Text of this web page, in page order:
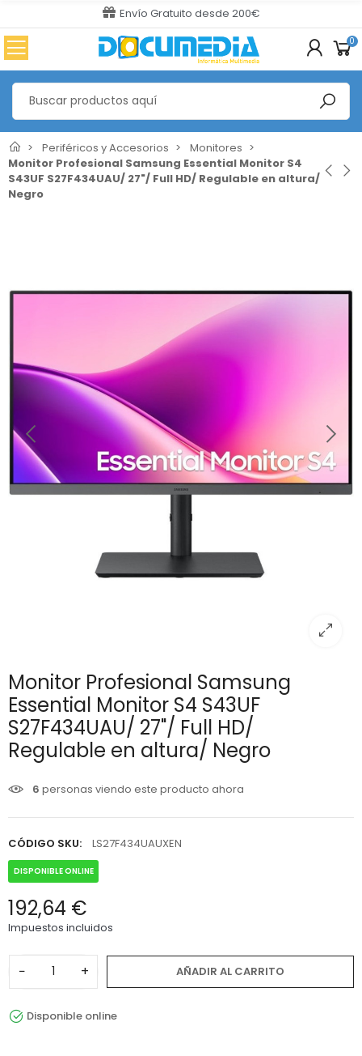
Envío Gratuito desde 200€
0
Periféricos y Accesorios
Monitores
Monitor Profesional Samsung Essential Monitor S4
S43UF S27F434UAU/ 27"/ Full HD/ Regulable en altura/
Negro
Monitor Profesional Samsung
Essential Monitor S4 S43UF
S27F434UAU/ 27"/ Full HD/
Regulable en altura/ Negro
6 personas viendo este producto ahora
CÓDIGO SKU: LS27F434UAUXEN
DISPONIBLE ONLINE
192,64 €
Impuestos incluidos
− + AÑADIR AL CARRITO
Disponible online